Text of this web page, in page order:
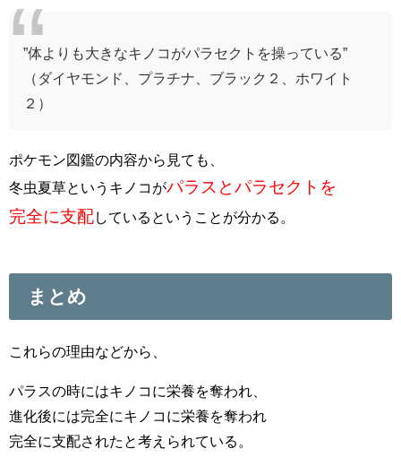
”体よりも大きなキノコがパラセクトを操っている”
（ダイヤモンド、プラチナ、ブラック２、ホワイト
２）
ポケモン図鑑の内容から見ても、
冬虫夏草というキノコがパラスとパラセクトを
完全に支配しているということが分かる。
まとめ
これらの理由などから、
パラスの時にはキノコに栄養を奪われ、
進化後には完全にキノコに栄養を奪われ
完全に支配されたと考えられている。